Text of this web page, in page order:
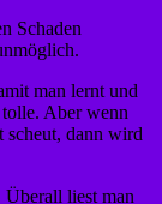
Schaden
man lernt und
Aber wenn
scheut, dann wird
Überall liest man